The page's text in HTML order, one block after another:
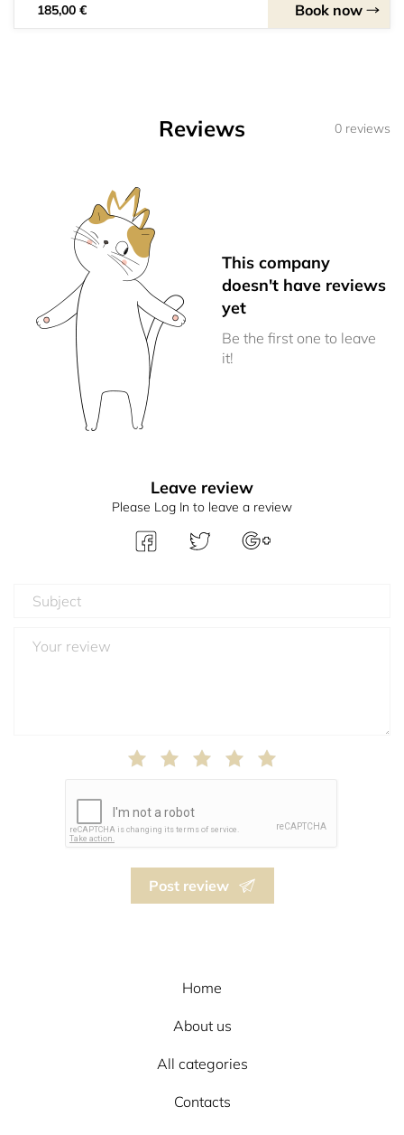
185,00 € Book now
Reviews 0 reviews
This company
doesn't have reviews
yet
Be the first one to leave
it!
Leave review
Please Log In to leave a review
Post review
Home
About us
All categories
Contacts